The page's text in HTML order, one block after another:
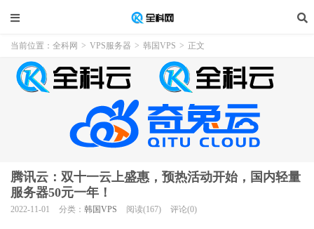
当前位置： 全科网 > VPS服务器 > 韩国VPS > 正文
腾讯云：双十一云上盛惠，预热活动开始，国内轻量
服务器50元一年！
2022-11-01 分类： 韩国VPS 阅读(167) 评论(0)